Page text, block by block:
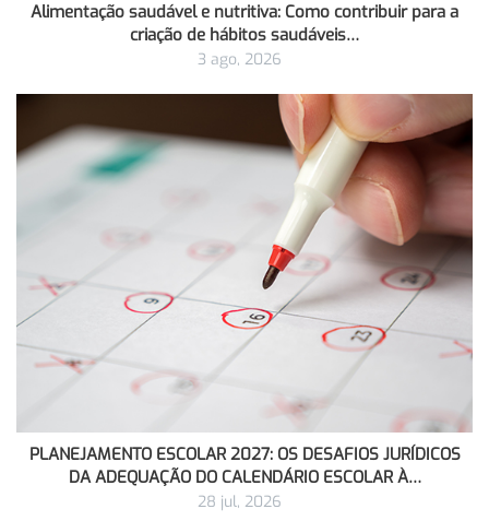
Alimentação saudável e nutritiva: Como contribuir para a
criação de hábitos saudáveis…
3 ago, 2026
PLANEJAMENTO ESCOLAR 2027: OS DESAFIOS JURÍDICOS
DA ADEQUAÇÃO DO CALENDÁRIO ESCOLAR À…
28 jul, 2026